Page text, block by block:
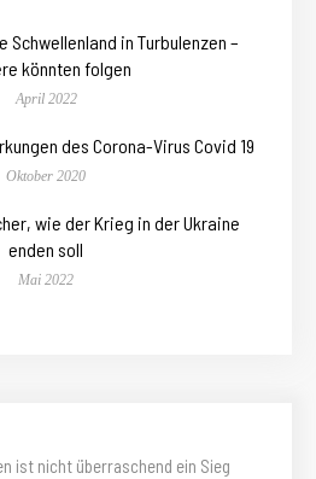
Schwellenland in Turbulenzen –
könnten folgen
April 2022
des Corona-Virus Covid 19
Oktober 2020
wie der Krieg in der Ukraine
enden soll
Mai 2022
ist nicht überraschend ein Sieg